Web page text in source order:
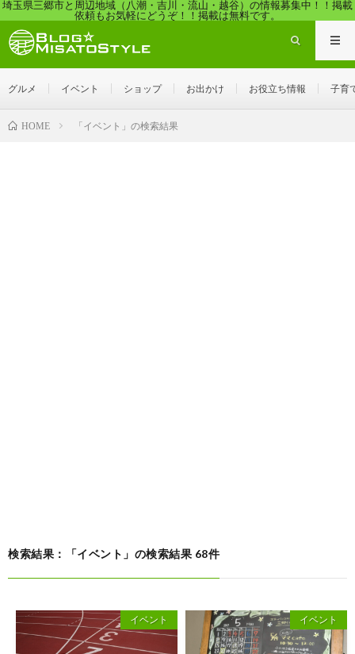
埼玉県三郷市と周辺地域（八潮・吉川・流山・越谷）の情報募集中！！掲載
依頼もお気軽にどうぞ！！掲載は無料です。
グルメ イベント ショップ お出かけ お役立ち情報 子育
HOME 「イベント」の検索結果
検索結果：「イベント」の検索結果 68件
イベント イベント